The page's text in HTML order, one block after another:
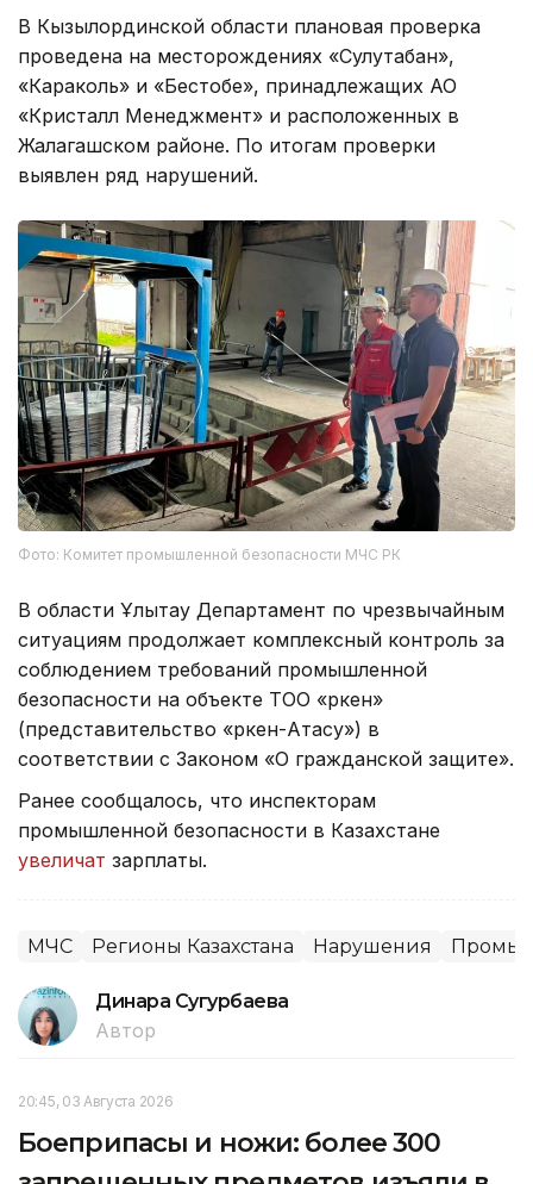
В Кызылординской области плановая проверка
проведена на месторождениях «Сулутабан»,
«Караколь» и «Бестобе», принадлежащих АО
«Кристалл Менеджмент» и расположенных в
Жалагашском районе. По итогам проверки
выявлен ряд нарушений.
Фото: Комитет промышленной безопасности МЧС РК
В области Ұлытау Департамент по чрезвычайным
ситуациям продолжает комплексный контроль за
соблюдением требований промышленной
безопасности на объекте ТОО «Өркен»
(представительство «Өркен-Атасу») в
соответствии с Законом «О гражданской защите».
Ранее сообщалось, что инспекторам
промышленной безопасности в Казахстане
увеличат зарплаты.
МЧС Регионы Казахстана Нарушения
Динара Сугурбаева
Автор
20:45, 03 Августа 2026
Боеприпасы и ножи: более 300